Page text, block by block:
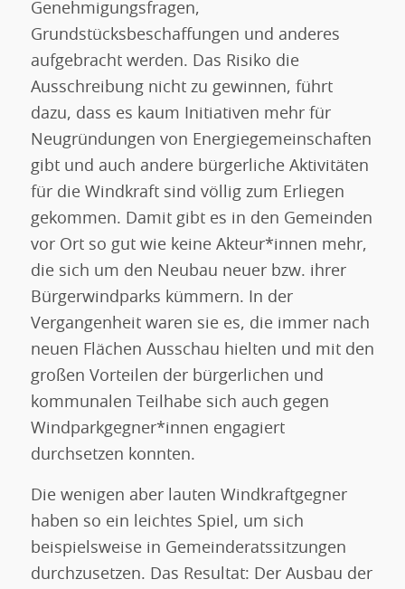
Genehmigungsfragen,
Grundstücksbeschaffungen und anderes
aufgebracht werden. Das Risiko die
Ausschreibung nicht zu gewinnen, führt
dazu, dass es kaum Initiativen mehr für
Neugründungen von Energiegemeinschaften
gibt und auch andere bürgerliche Aktivitäten
für die Windkraft sind völlig zum Erliegen
gekommen. Damit gibt es in den Gemeinden
vor Ort so gut wie keine Akteur*innen mehr,
die sich um den Neubau neuer bzw. ihrer
Bürgerwindparks kümmern. In der
Vergangenheit waren sie es, die immer nach
neuen Flächen Ausschau hielten und mit den
großen Vorteilen der bürgerlichen und
kommunalen Teilhabe sich auch gegen
Windparkgegner*innen engagiert
durchsetzen konnten.
Die wenigen aber lauten Windkraftgegner
haben so ein leichtes Spiel, um sich
beispielsweise in Gemeinderatssitzungen
durchzusetzen. Das Resultat: Der Ausbau der